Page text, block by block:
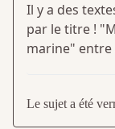
Il y a des
par le titre !
marine" entre
Le sujet a été